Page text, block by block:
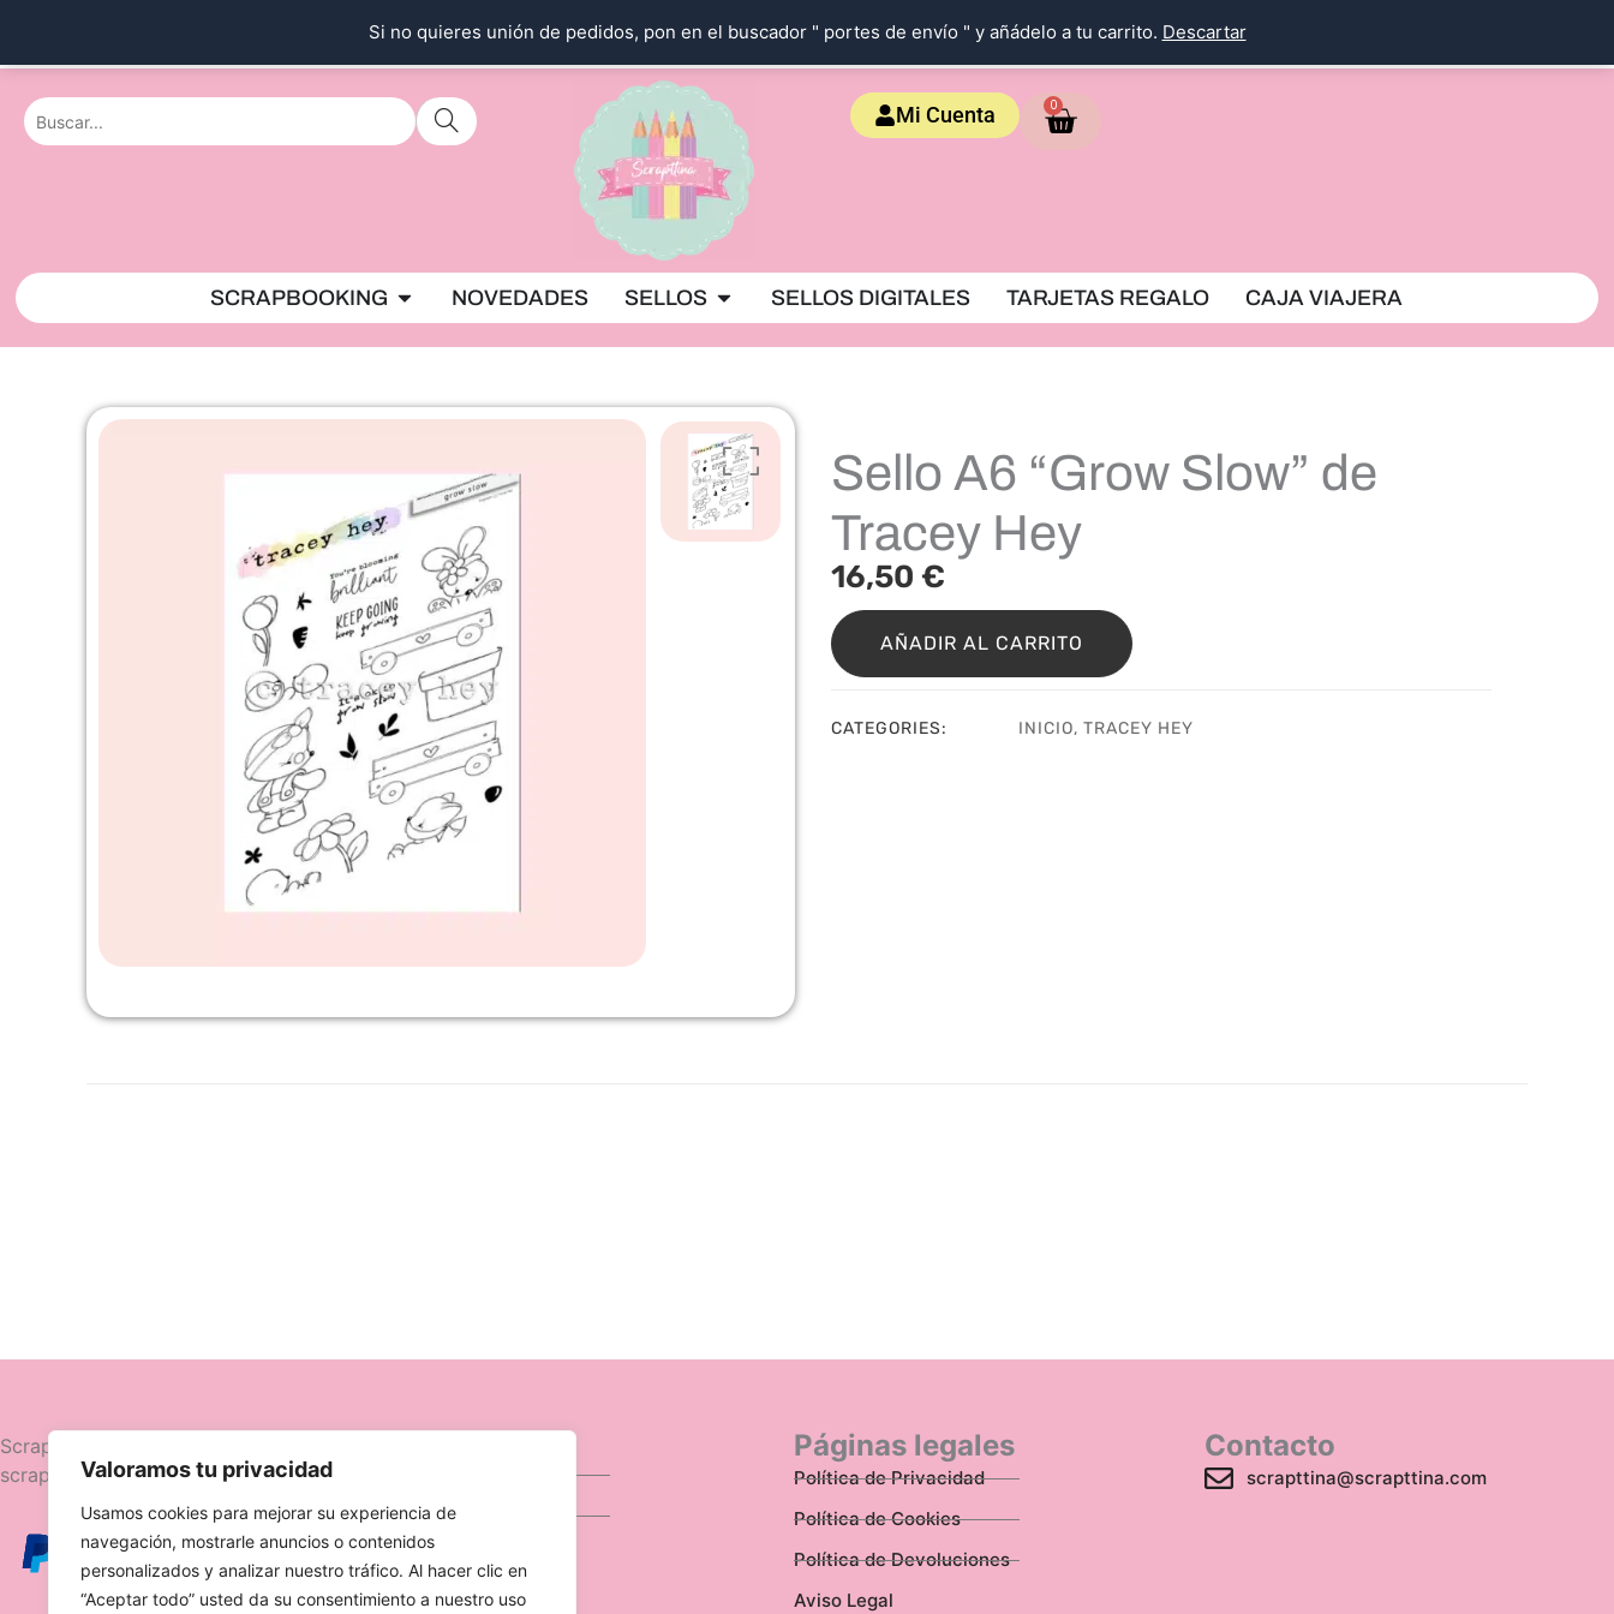
Valoramos tu privacidad
Usamos cookies para mejorar su experiencia de
navegación, mostrarle anuncios o contenidos
personalizados y analizar nuestro tráfico. Al hacer clic en
“Aceptar todo” usted da su consentimiento a nuestro uso
Si no quieres unión de pedidos, pon en el buscador " portes de envío " y añádelo a tu carrito. Descartar
contenido
Mi Cuenta 0
Carrito
SCRAPBOOKING Abrir SCRAPBOOKING
NOVEDADES SELLOS Abrir SELLOSSELLOS DIGITALES TARJETAS REGALO CAJA VIAJERA
Sello A6 “Grow Slow” de
Tracey Hey
16,50 €
Sello
A6
“Grow
de
AÑADIR AL CARRITO
CATEGORIES: INICIO, TRACEY HEY
Scrapttina, tienda especializada en
scrapbooking.
Ofertas
Caja Viajera
Páginas legales
Política de Privacidad
Política de Cookies
Política de Devoluciones
Aviso Legal
Contacto
scrapttina@scrapttina.com